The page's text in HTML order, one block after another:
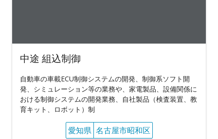
中途 組込制御
自動車の車載ECU制御システムの開発、制御系ソフト開
発、シミュレーション等の業務や、家電製品、設備関係に
おける制御システムの開発業務、自社製品（検査装置、教
育キット、ロボット）制
愛知県 名古屋市昭和区